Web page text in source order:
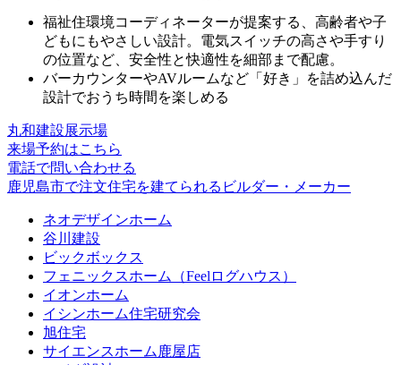
福祉住環境コーディネーターが提案する、 高齢者や子
どもにもやさしい設計。電気スイッチの高さや手すり
の位置など、安全性と快適性を細部まで配慮。
バーカウンターやAVルームなど「好き」を詰め込んだ
設計でおうち時間を楽しめる
丸和建設展示場
来場予約はこちら
電話で問い合わせる
鹿児島市で注文住宅を建てられるビルダー・メーカー
ネオデザインホーム
谷川建設
ビックボックス
フェニックスホーム（Feelログハウス）
イオンホーム
イシンホーム住宅研究会
旭住宅
サイエンスホーム鹿屋店